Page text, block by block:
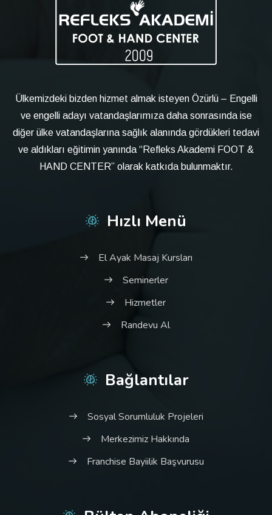
Ülkemizdeki bizden hizmet almak isteyen Özürlü – Engelli
ve engelli adayı vatandaşlarımıza daha sonrasında ise
diğer ülke vatandaşlarına sağlık alanında gördükleri tedavi
ve aldıkları eğitimin yanında “Refleks Akademi FOOT &
HAND CENTER” olarak katkıda bulunmaktır.
Hızlı Menü
El Ayak Masaj Kursları
Seminerler
Hizmetler
Randevu Al
Bağlantılar
Sosyal Sorumluluk Projeleri
Merkezimiz Hakkında
Franchise Bayiilik Başvurusu